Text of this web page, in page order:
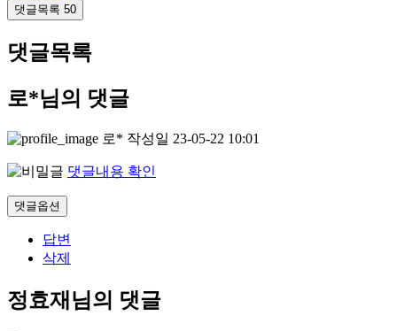
댓글목록 50
댓글목록
로*님의 댓글
로* 작성일 23-05-22 10:01
댓글내용 확인
댓글옵션
답변
삭제
정효재님의 댓글